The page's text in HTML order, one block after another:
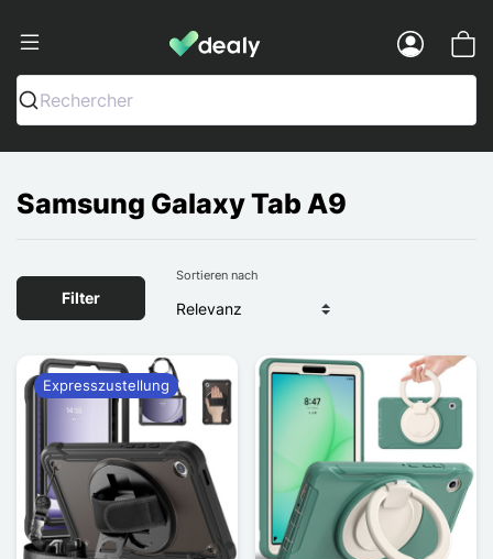
Dealy - Hüllen und Zubehör für
Rechercher
Samsung Galaxy Tab A9
Filter
Sortieren nach
Expresszustellung